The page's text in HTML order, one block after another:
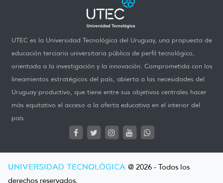
UTEC es la Universidad Tecnológica del Uruguay, una propuesta de
educación terciaria universitaria pública de perfil tecnológico,
orientada a la investigación y la innovación. Comprometida con los
lineamientos estratégicos del país, abierta a las necesidades del
Uruguay productivo, que tiene entre sus objetivos centrales hacer
más equitativo el acceso a la oferta educativa en el interior del
país.
UNIVERSIDAD TECNOLÓGICA @ 2026 - Todos los
derechos reservados.